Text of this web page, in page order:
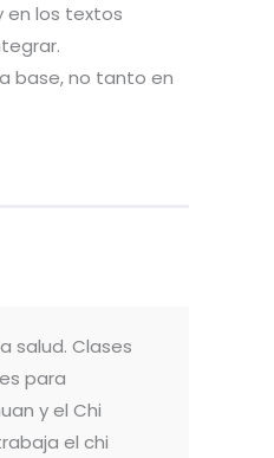
en los textos
base, no tanto en
salud. Clases
para
y el Chi
el chi